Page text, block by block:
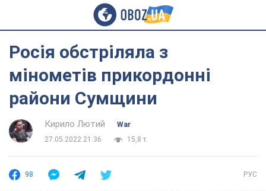
Росія обстріляла з
мінометів прикордонні
райони Сумщини
Кирило Лютий
War
27.05.2022 21:36
15,8 т.
98 РУС